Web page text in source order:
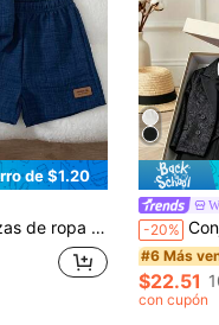
de $1.20
marrones, combinada con pantalones cortos blancos, adecuado para cenas, fiestas, cumpleaños -20% Conjunto de 4 piezas de traje elegante de caballero para
#6 Más
$22.51
con cupón